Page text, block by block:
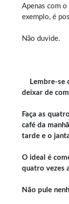
Apenas com o
exemplo, é
Não duvide.
Lembre-se
deixar de
Faça as
café da
tarde e o
O ideal é
quatro vezes
Não pule